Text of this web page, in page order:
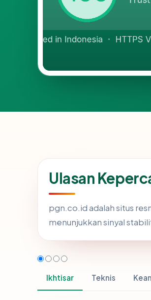
Ulasan
pgn.co.id adalah situs
menunjukkan sinyal
Ikhtisar Teknis